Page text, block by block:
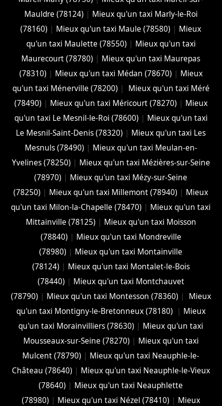
Mauldre (78124) | Mieux qu'un taxi Marly-le-Roi
(78160) | Mieux qu'un taxi Maule (78580) | Mieux
qu'un taxi Maulette (78550) | Mieux qu'un taxi
Maurecourt (78780) | Mieux qu'un taxi Maurepas
(78310) | Mieux qu'un taxi Médan (78670) | Mieux
qu'un taxi Ménerville (78200) |
Mieux qu'un taxi Méré
(78490) | Mieux qu'un taxi Méricourt (78270) | Mieux
qu'un taxi Le Mesnil-le-Roi (78600) | Mieux qu'un taxi
Le Mesnil-Saint-Denis (78320) | Mieux qu'un taxi Les
Mesnuls (78490) | Mieux qu'un taxi Meulan-en-
Yvelines (78250) | Mieux qu'un taxi Mézières-sur-Seine
(78970) | Mieux qu'un taxi Mézy-sur-Seine
(78250) | Mieux qu'un taxi Millemont (78940) | Mieux
qu'un taxi Milon-la-Chapelle (78470) | Mieux qu'un taxi
Mittainville (78125) | Mieux qu'un taxi Moisson
(78840) | Mieux qu'un taxi Mondreville
(78980) | Mieux qu'un taxi Montainville
(78124) | Mieux qu'un taxi Montalet-le-Bois
(78440) | Mieux qu'un taxi Montchauvet
(78790) | Mieux qu'un taxi Montesson (78360) |
Mieux
qu'un taxi Montigny-le-Bretonneux (78180)
| Mieux
qu'un taxi Morainvilliers (78630) | Mieux qu'un taxi
Mousseaux-sur-Seine (78270) | Mieux qu'un taxi
Mulcent (78790) | Mieux qu'un taxi Neauphle-le-
Château (78640) | Mieux qu'un taxi Neauphle-le-Vieux
(78640) | Mieux qu'un taxi Neauphlette
(78980) | Mieux qu'un taxi Nézel (78410) | Mieux